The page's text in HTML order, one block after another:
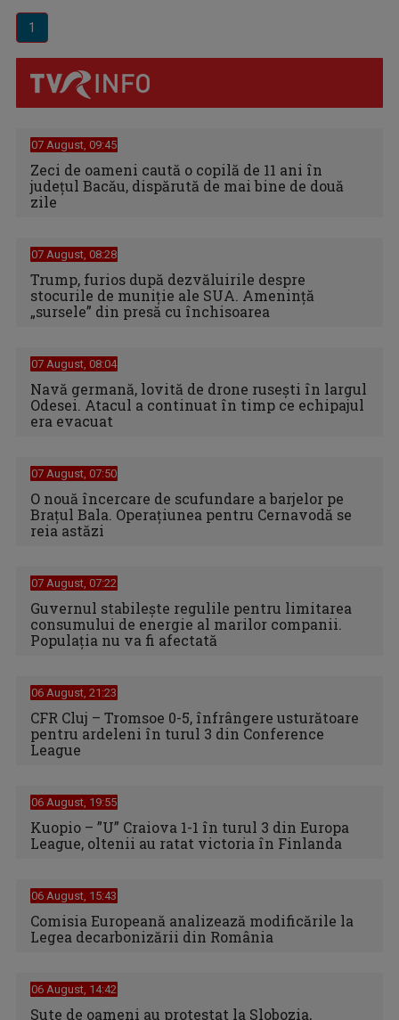
1
07 August, 09:45
Zeci de oameni caută o copilă de 11 ani în
judeţul Bacău, dispărută de mai bine de două
zile
07 August, 08:28
Trump, furios după dezvăluirile despre
stocurile de muniție ale SUA. Amenință
„sursele” din presă cu închisoarea
07 August, 08:04
Navă germană, lovită de drone rusești în largul
Odesei. Atacul a continuat în timp ce echipajul
era evacuat
07 August, 07:50
O nouă încercare de scufundare a barjelor pe
Brațul Bala. Operațiunea pentru Cernavodă se
reia astăzi
07 August, 07:22
Guvernul stabilește regulile pentru limitarea
consumului de energie al marilor companii.
Populația nu va fi afectată
06 August, 21:23
CFR Cluj – Tromsoe 0-5, înfrângere usturătoare
pentru ardeleni în turul 3 din Conference
League
06 August, 19:55
Kuopio – ”U” Craiova 1-1 în turul 3 din Europa
League, oltenii au ratat victoria în Finlanda
06 August, 15:43
Comisia Europeană analizează modificările la
Legea decarbonizării din România
06 August, 14:42
Sute de oameni au protestat la Slobozia,